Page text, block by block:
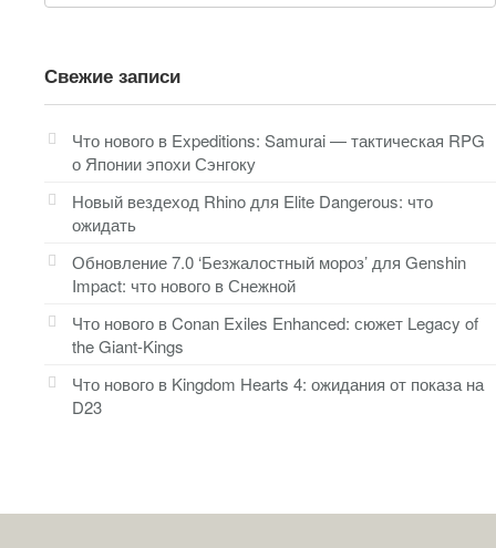
Свежие записи
Что нового в Expeditions: Samurai — тактическая RPG
о Японии эпохи Сэнгоку
Новый вездеход Rhino для Elite Dangerous: что
ожидать
Обновление 7.0 ‘Безжалостный мороз’ для Genshin
Impact: что нового в Снежной
Что нового в Conan Exiles Enhanced: сюжет Legacy of
the Giant-Kings
Что нового в Kingdom Hearts 4: ожидания от показа на
D23